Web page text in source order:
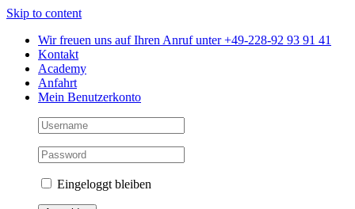
Skip to content
Wir freuen uns auf Ihren Anruf unter +49-228-92 93 91 41
Kontakt
Academy
Anfahrt
Mein Benutzerkonto
Eingeloggt bleiben